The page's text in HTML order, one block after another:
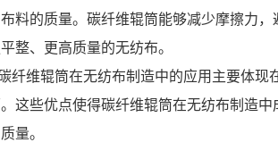
料的质量。碳纤维辊筒能够减少摩擦力
整、更高质量的无纺布。
纤维辊筒在无纺布制造中的应用主要体
这些优点使得碳纤维辊筒在无纺布制造
量。